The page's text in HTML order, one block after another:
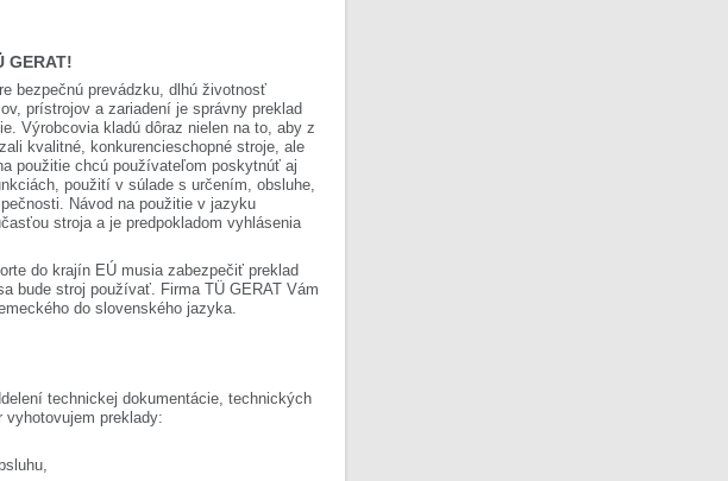
GERAT!
bezpečnú prevádzku, dlhú životnosť
prístrojov a zariadení je správny preklad
Výrobcovia kladú dôraz nielen na to, aby z
kvalitné, konkurencieschopné stroje, ale
použitie chcú používateľom poskytnúť aj
použití v súlade s určením, obsluhe,
Návod na použitie v jazyku
stroja a je predpokladom vyhlásenia
do krajín EÚ musia zabezpečiť preklad
bude stroj používať. Firma TÜ GERAT Vám
do slovenského jazyka.
technickej dokumentácie, technických
vyhotovujem preklady: